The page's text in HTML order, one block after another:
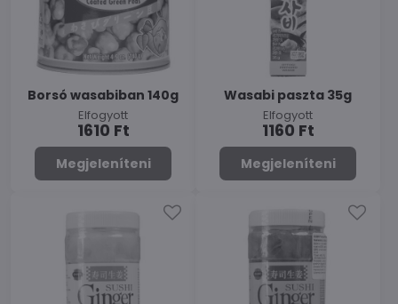
Borsó wasabiban 140g
Elfogyott
1610 Ft
Megjeleníteni
Wasabi paszta 35g
Elfogyott
1160 Ft
Megjeleníteni